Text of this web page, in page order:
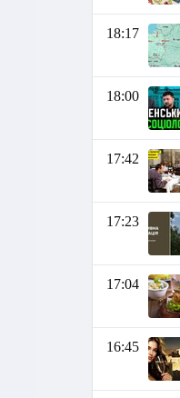
18:17
18:00
17:42
17:23
17:04
16:45